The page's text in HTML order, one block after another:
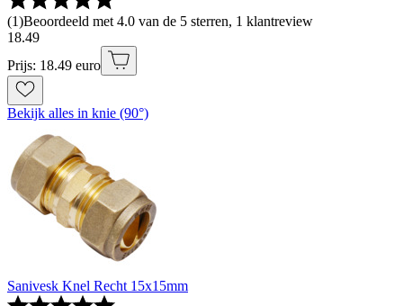
(1)Beoordeeld met 4.0 van de 5 sterren, 1 klantreview
18.49
Prijs: 18.49 euro
Bekijk alles in knie (90°)
Sanivesk Knel Recht 15x15mm